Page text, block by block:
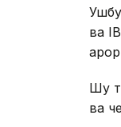
ва
Шу
ва